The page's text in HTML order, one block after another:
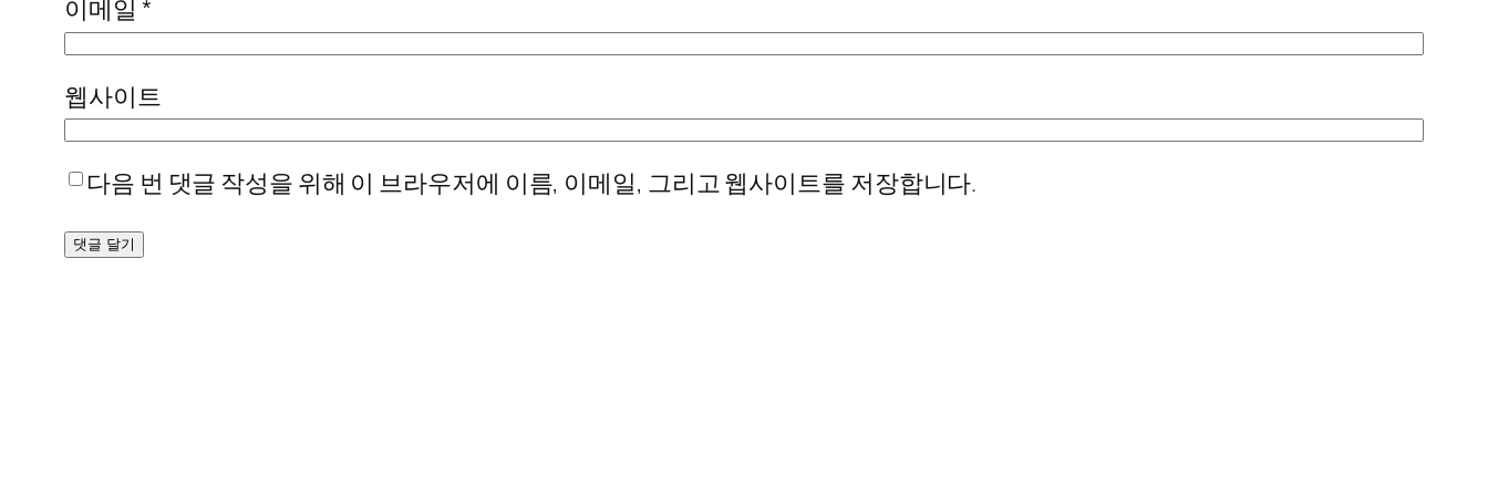
이메일 *
웹사이트
다음 번 댓글 작성을 위해 이 브라우저에 이름, 이메일, 그리고 웹사이트를 저장합니다.